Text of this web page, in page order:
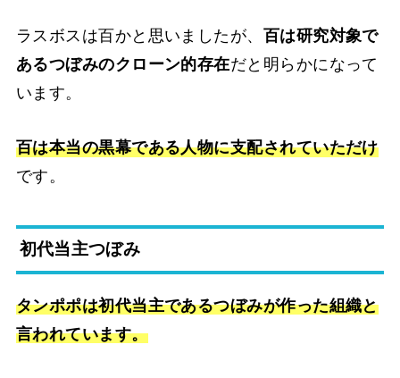
ラスボスは百かと思いましたが、 百は研究対象で
あるつぼみのクローン的存在だと明らかになって
います。
百は本当の黒幕である人物に支配されていただけ
です。
初代当主つぼみ
タンポポは初代当主であるつぼみが作った組織と
言われています。